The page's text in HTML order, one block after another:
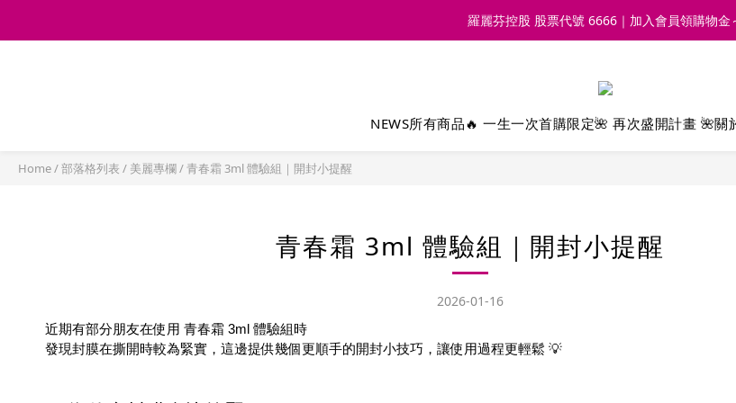
羅麗芬控股 股票代號 6666｜加入會員領購物金
NEWS所有商品🔥 一生一次首購限定🌺 再次盛開計畫 🌺關
Home/部落格列表 / 美麗專欄/青春霜 3ml 體驗組｜開封小提醒
青春霜 3ml 體驗組｜開封小提醒
2026-01-16
近期有部分朋友在使用 青春霜 3ml 體驗組時
發現封膜在撕開時較為緊實，這邊提供幾個更順手的開封小技巧，讓使用過程更輕鬆 💡